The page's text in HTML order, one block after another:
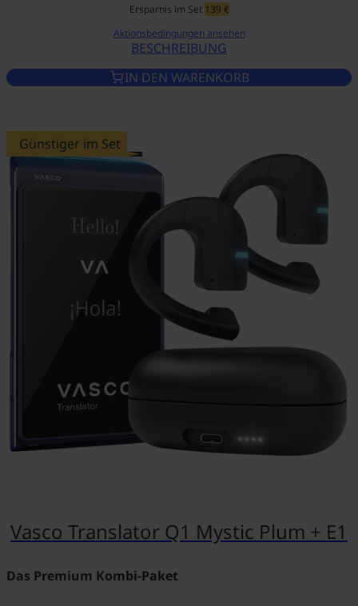
BESCHREIBUNGVASCO TRANSLATOR Q1
Ersparnis im Set 139 €
Aktionsbedingungen ansehen
IN DEN WARENKORB
Günstiger im Set
Vasco Translator Q1 Mystic Plum + E1
Das Premium Kombi-Paket